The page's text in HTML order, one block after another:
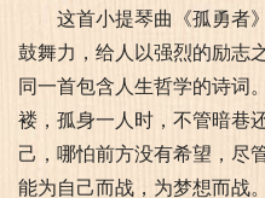
这首小提琴曲《孤勇者
鼓舞力，给人以强烈的励志
同一首包含人生哲学的诗词
褛，孤身一人时，不管暗巷
己，哪怕前方没有希望，尽
能为自己而战，为梦想而战。